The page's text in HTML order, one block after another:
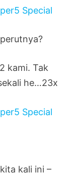
kami. Tak
he…23x
kali ini –